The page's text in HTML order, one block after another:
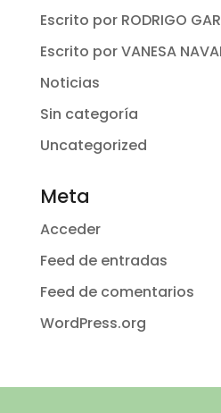
Escrito por RODRIGO
Escrito por VANESA
Noticias
Sin categoría
Uncategorized
Meta
Acceder
Feed de entradas
Feed de comentarios
WordPress.org